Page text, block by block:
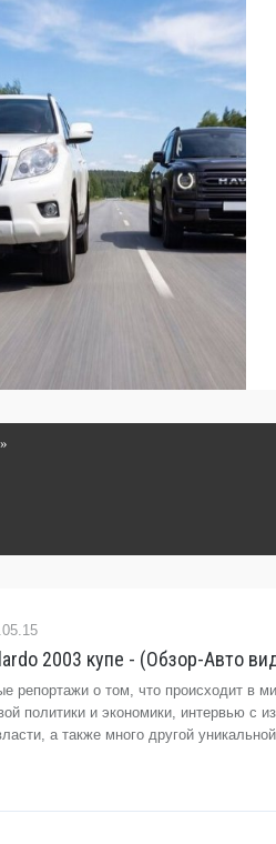
2003 купе - (Обзор-Авто
репортажи о том, что происходит в
политики и экономики, интервью с
а также много другой